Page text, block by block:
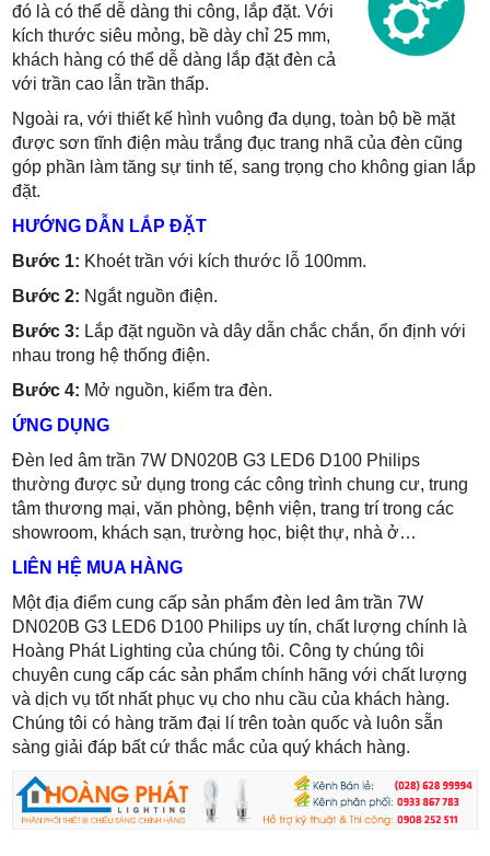
đó là có thể dễ dàng thi công, lắp đặt. Với
kích thước siêu mỏng, bề dày chỉ 25 mm,
khách hàng có thể dễ dàng lắp đặt đèn cả
với trần cao lẫn trần thấp.
Ngoài ra, với thiết kế hình vuông đa dụng, toàn bộ bề mặt
được sơn tĩnh điện màu trắng đục trang nhã của đèn cũng
góp phần làm tăng sự tinh tế, sang trọng cho không gian lắp
đặt.
HƯỚNG DẪN LẮP ĐẶT
Bước 1: Khoét trần với kích thước lỗ 100mm.
Bước 2: Ngắt nguồn điện.
Bước 3: Lắp đặt nguồn và dây dẫn chắc chắn, ổn định với
nhau trong hệ thống điện.
Bước 4: Mở nguồn, kiểm tra đèn.
ỨNG DỤNG
Đèn led âm trần 7W DN020B G3 LED6 D100 Philips
thường được sử dụng trong các công trình chung cư, trung
tâm thương mại, văn phòng, bệnh viện, trang trí trong các
showroom, khách sạn, trường học, biệt thự, nhà ở…
LIÊN HỆ MUA HÀNG
Một địa điểm cung cấp sản phẩm đèn led âm trần 7W
DN020B G3 LED6 D100 Philips uy tín, chất lượng chính là
Hoàng Phát Lighting của chúng tôi. Công ty chúng tôi
chuyên cung cấp các sản phẩm chính hãng với chất lượng
và dịch vụ tốt nhất phục vụ cho nhu cầu của khách hàng.
Chúng tôi có hàng trăm đại lí trên toàn quốc và luôn sẵn
sàng giải đáp bất cứ thắc mắc của quý khách hàng.